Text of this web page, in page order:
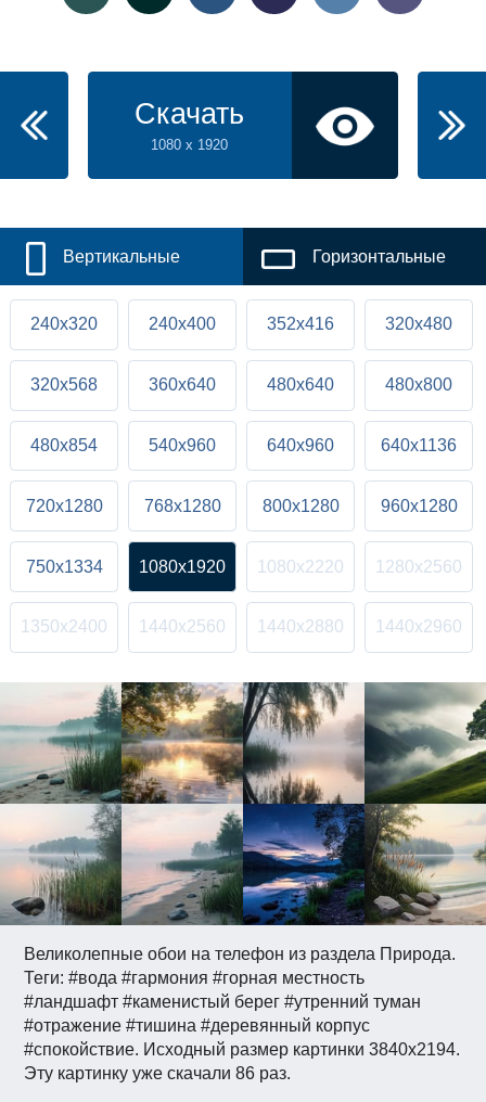
Великолепные обои на телефон из раздела Природа.
Теги: #вода #гармония #горная местность
#ландшафт #каменистый берег #утренний туман
#отражение #тишина #деревянный корпус
#спокойствие. Исходный размер картинки 3840x2194.
Эту картинку уже скачали 86 раз.
Скачать
1080 x 1920
Вертикальные Горизонтальные
240x320 240x400 352x416 320x480
320x568 360x640 480x640 480x800
480x854 540x960 640x960 640x1136
720x1280 768x1280 800x1280 960x1280
750x1334 1080x1920 1080x2220 1280x2560
1350x2400 1440x2560 1440x2880 1440x2960